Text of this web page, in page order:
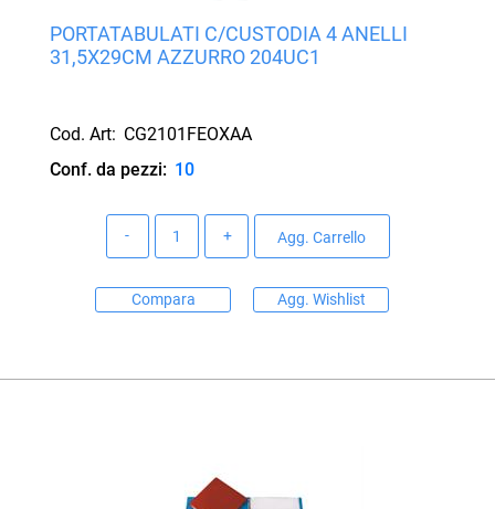
PORTATABULATI C/CUSTODIA 4 ANELLI
31,5X29CM AZZURRO 204UC1
Cod. Art: CG2101FEOXAA
Conf. da pezzi: 10
Agg. Carrello
Compara Agg. Wishlist